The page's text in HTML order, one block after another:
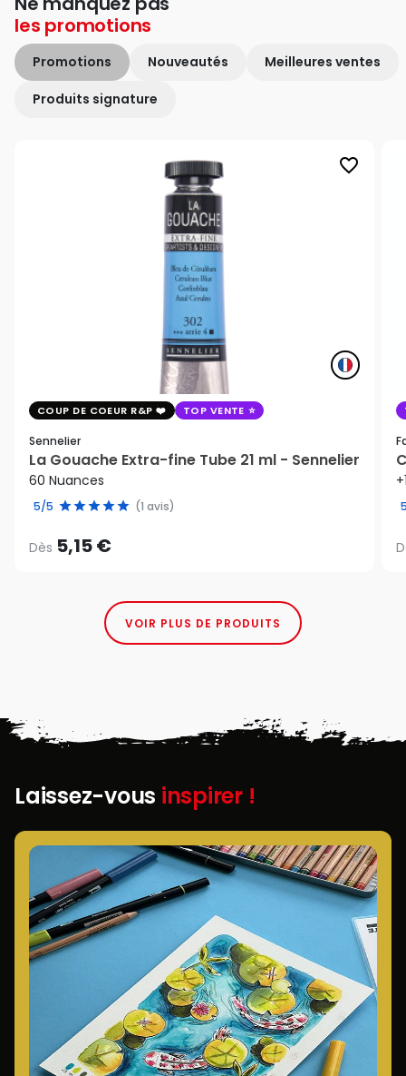
les promotions
Promotions Nouveautés Meilleures ventes
Produits signature
favorite_border
COUP DE COEUR R&P TOP VENTE
Sennelier
La Gouache Extra-fine Tube 21 ml - Sennelier
60 Nuances
5/5 (1 avis)
Dès 5,15 €
VOIR PLUS DE PRODUITS
Laissez-vous inspirer !